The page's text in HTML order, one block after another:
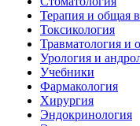
Терапия и общая
Токсикология
Травматология и
Урология и
Учебники
Фармакология
Хирургия
Эндокринология